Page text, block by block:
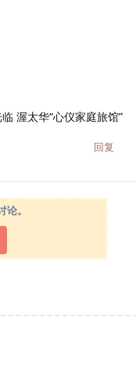
渥太华“心仪家庭旅馆”
回复
。